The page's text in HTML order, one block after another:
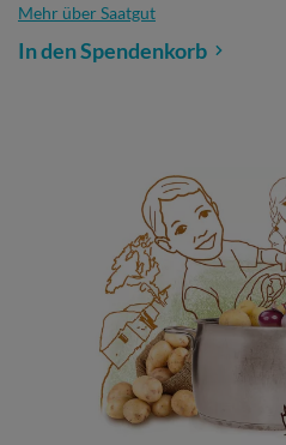
Mehr über Saatgut
In den Spendenkorb